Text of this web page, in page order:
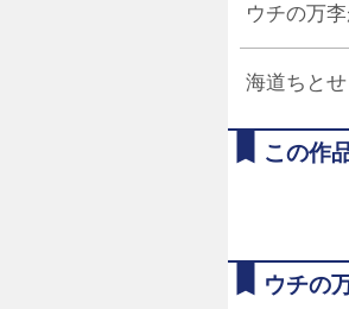
ウチの万
海道ちとせ
この作
ウチの